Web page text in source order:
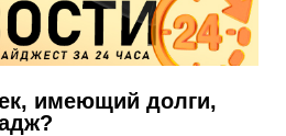
имеющий долги,